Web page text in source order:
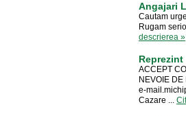
Angajari
Cautam
Rugam
descrierea »
ACCEPT
NEVOIE
e-
Cazare ...